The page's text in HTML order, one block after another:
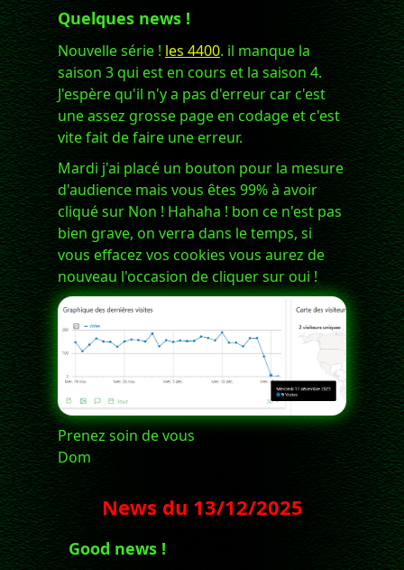
Quelques news !
Nouvelle série ! les 4400. il manque la
saison 3 qui est en cours et la saison 4.
J'espère qu'il n'y a pas d'erreur car c'est
une assez grosse page en codage et c'est
vite fait de faire une erreur.
Mardi j'ai placé un bouton pour la mesure
d'audience mais vous êtes 99% à avoir
cliqué sur Non ! Hahaha ! bon ce n'est pas
bien grave, on verra dans le temps, si
vous effacez vos cookies vous aurez de
nouveau l'occasion de cliquer sur oui !
Prenez soin de vous
Dom
News du 13/12/2025
Good news !